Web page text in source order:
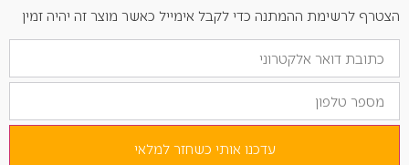
הצטרף לרשימת ההמתנה כדי לקבל אימייל כאשר מוצר זה יהיה זמין
הזן
את
כתובת
שלך
כדי
מספר
טלפון
עדכנו אותי כשחזר למלאי